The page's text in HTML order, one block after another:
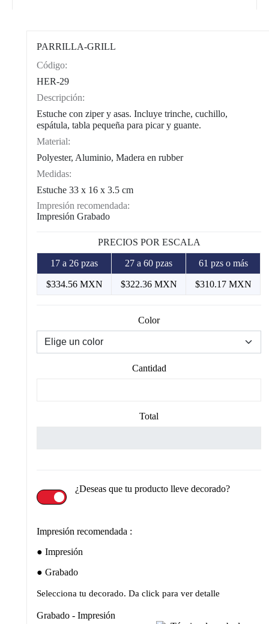
PARRILLA-GRILL
Código:
HER-29
Descripción:
Estuche con ziper y asas. Incluye trinche, cuchillo,
espátula, tabla pequeña para picar y guante.
Material:
Polyester, Aluminio, Madera en rubber
Medidas:
Estuche 33 x 16 x 3.5 cm
Impresión recomendada:
Impresión Grabado
PRECIOS POR ESCALA
17 a 26 pzas 27 a 60 pzas 61 pzs o más
$334.56 MXN $322.36 MXN $310.17 MXN
Color
Cantidad
Total
¿Deseas que tu producto lleve decorado?
Impresión recomendada :
Impresión
Grabado
Selecciona tu decorado. Da click para ver detalle
Grabado - Impresión